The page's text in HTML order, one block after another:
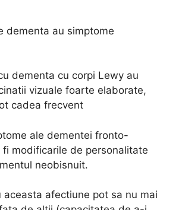
dementa au simptome
dementa cu corpi Lewy au
vizuale foarte elaborate,
cadea frecvent
ale dementei fronto-
modificarile de personalitate
neobisnuit.
aceasta afectiune pot sa nu mai